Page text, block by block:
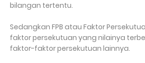
bilangan tertentu.
Sedangkan FPB atau Faktor
faktor persekutuan yang nilainya
faktor-faktor persekutuan lainnya.